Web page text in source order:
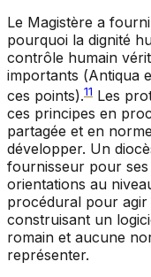
Le Magistère a
pourquoi la dignité
contrôle humain
importants (Antiqua
ces points).11 Les
ces principes en
partagée et en
développer. Un
fournisseur pour
orientations au
procédural pour
construisant un
romain et aucune
représenter.